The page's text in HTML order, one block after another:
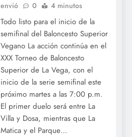
envió
0 4 minutos
Todo listo para el inicio de la
semifinal del Baloncesto Superior
Vegano La acción continúa en el
XXX Torneo de Baloncesto
Superior de La Vega, con el
inicio de la serie semifinal este
próximo martes a las 7:00 p.m.
El primer duelo será entre La
Villa y Dosa, mientras que La
Matica y el Parque…